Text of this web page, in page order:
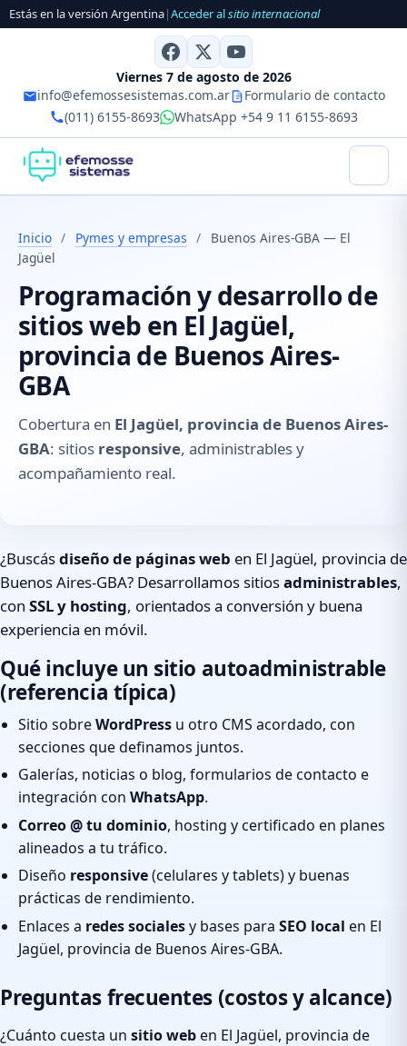
Estás en la versión Argentina|Acceder alsitio internacional
Viernes 7 de agosto de 2026
info@efemossesistemas.com.ar
Formulario de contacto
(011) 6155-8693
WhatsApp +54 9 11 6155-8693
Inicio / Pymes y empresas /
Buenos Aires-GBA — El
Jagüel
Programación y desarrollo de
sitios web en El Jagüel,
provincia de Buenos Aires-
GBA
Cobertura en El Jagüel, provincia de Buenos Aires-
GBA: sitios responsive, administrables y
acompañamiento real.
¿Buscásdiseño de páginas web en El Jagüel, provincia de
Buenos Aires-GBA? Desarrollamos sitiosadministrables,
con SSL y hosting, orientados a conversión y buena
experiencia en móvil.
Qué incluye un sitio autoadministrable
(referencia típica)
Sitio sobreWordPress u otro CMS acordado, con
secciones que definamos juntos.
Galerías, noticias o blog, formularios de contacto e
integración con WhatsApp.
Correo @ tu dominio, hosting y certificado en planes
alineados a tu tráfico.
Diseño responsive(celulares y tablets) y buenas
prácticas de rendimiento.
Enlaces a redes socialesy bases para SEO local en El
Jagüel, provincia de Buenos Aires-GBA.
Preguntas frecuentes (costos y alcance)
¿Cuánto cuesta un sitio weben El Jagüel, provincia de